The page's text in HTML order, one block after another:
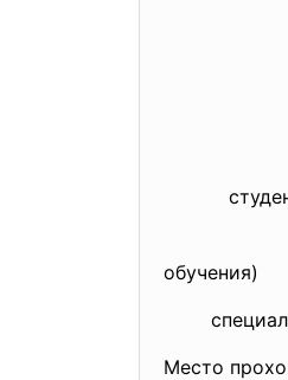
Кафедра
обучения)
Место